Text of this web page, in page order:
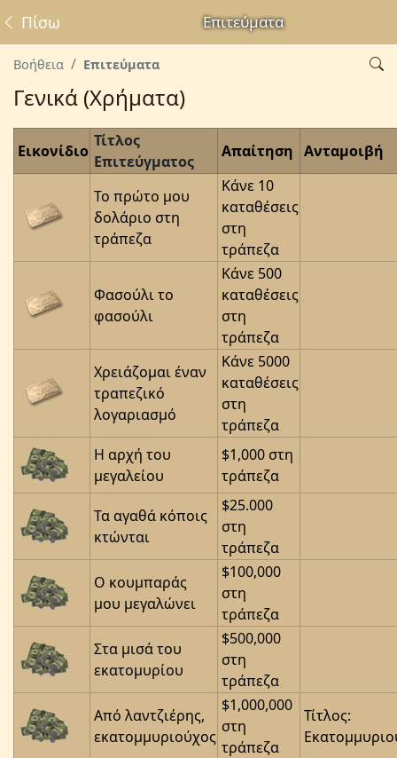
Επιτεύματα
Πίσω
Βοήθεια Επιτεύματα
Γενικά (Χρήματα)
Εικονίδιο
Τίτλος
Επιτεύγματος
Απαίτηση Ανταμοιβή
Το πρώτο μου
δολάριο στη
τράπεζα
Κάνε 10
καταθέσεις
στη
τράπεζα
Φασούλι το
φασούλι
Κάνε 500
καταθέσεις
στη
τράπεζα
Χρειάζομαι έναν
τραπεζικό
λογαριασμό
Κάνε 5000
καταθέσεις
στη
τράπεζα
Η αρχή του
μεγαλείου
$1,000 στη
τράπεζα
Τα αγαθά κόποις
κτώνται
$25.000
στη
τράπεζα
Ο κουμπαράς
μου μεγαλώνει
$100,000
στη
τράπεζα
Στα μισά του
εκατομυρίου
$500,000
στη
τράπεζα
Από λαντζιέρης,
εκατομμυριούχος
$1,000,000
στη
τράπεζα
Τίτλος: